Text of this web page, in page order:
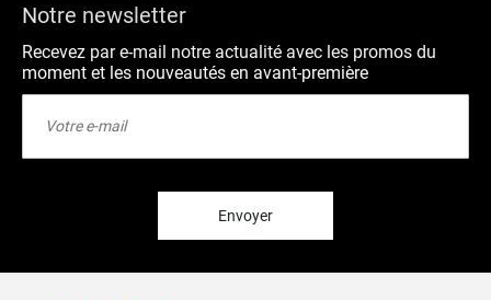
Notre newsletter
Recevez par e-mail notre actualité avec les promos du
moment et les nouveautés en avant-première
Envoyer